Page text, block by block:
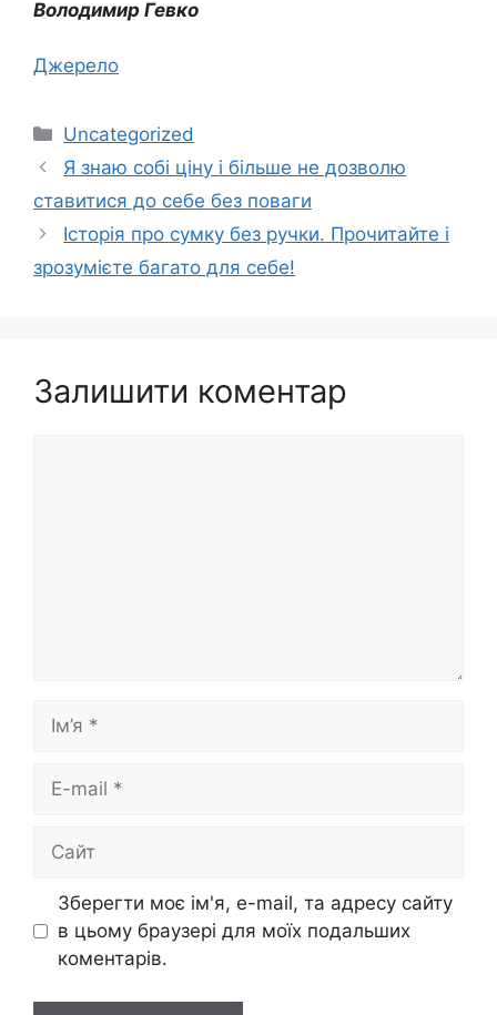
Володимир Гевко
Джерело
Категорії
Uncategorized
Я знаю собі ціну і більше не дозволю
ставитися до себе без поваги
Історія про сумку без ручки. Прочитайте і
зрозумієте багато для себе!
Залишити коментар
Ім’я
Сайт
Зберегти моє ім'я, e-mail, та адресу сайту
в цьому браузері для моїх подальших
коментарів.